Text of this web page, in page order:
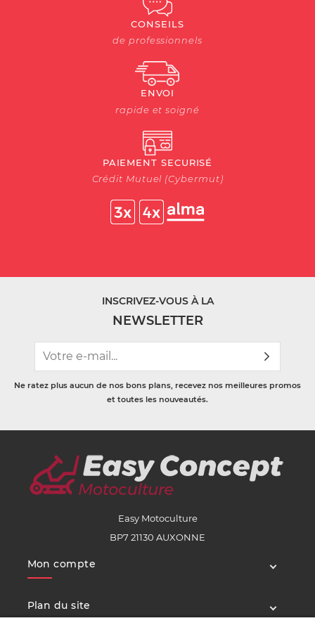
CONSEILS
de professionnels
ENVOI
rapide et soigné
PAIEMENT SECURISÉ
Crédit Mutuel (Cybermut)
INSCRIVEZ-VOUS À LA
NEWSLETTER
Ne ratez plus aucun de nos bons plans, recevez nos meilleures promos
et toutes les nouveautés.
Easy Motoculture
BP7 21130 AUXONNE
Mon compte
Plan du site